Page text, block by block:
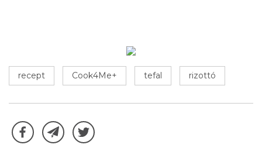
recept Cook4Me+ tefal rizottó